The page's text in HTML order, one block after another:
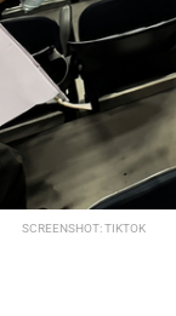
SCREENSHOT: TIKTOK